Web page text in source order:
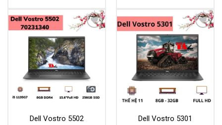
Add to
Wishlist
Dell Vostro 5502
Add to
Wishlist
Dell Vostro 5301